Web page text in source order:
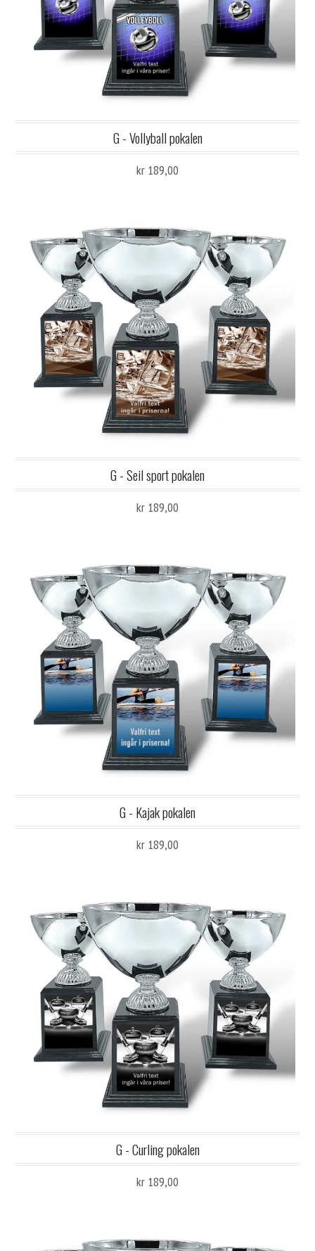
G - Vollyball pokalen
kr 189,00
G - Seil sport pokalen
kr 189,00
G - Kajak pokalen
kr 189,00
G - Curling pokalen
kr 189,00